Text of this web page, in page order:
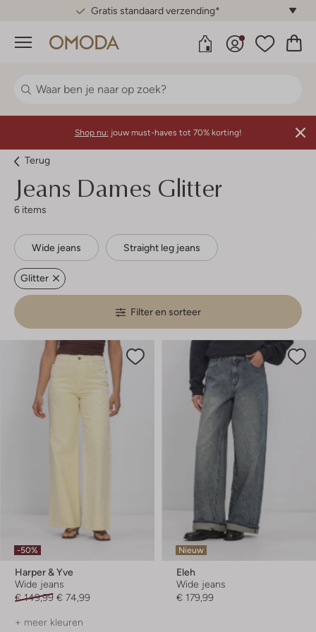
Gratis standaard verzending*
Menu
Shop nu: jouw must-haves tot 70% korting!
Terug
Jeans Dames Glitter
6 items
Wide jeans Straight leg jeans
Glitter
Filter en sorteer
-50%
Harper & Yve
Wide jeans
€ 149,99 € 74,99
+ meer kleuren
Nieuw
Eleh
Wide jeans
€ 179,99